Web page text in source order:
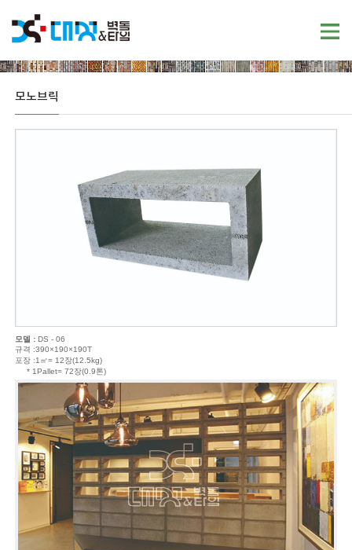
모노브릭
모델 :DS - 06
규격 :390×190×190T
포장 :1㎡= 12장(12.5kg)
* 1Pallet= 72장(0.9톤)